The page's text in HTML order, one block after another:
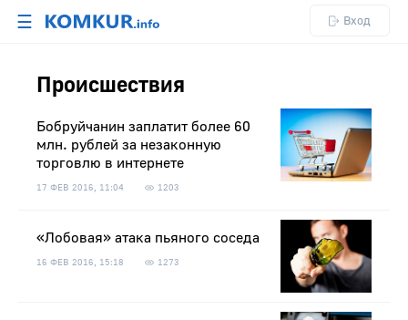
☰ Вход
Происшествия
Бобруйчанин заплатит более 60
млн. рублей за незаконную
торговлю в интернете
17 ФЕВ 2016, 11:04 1203
«Лобовая» атака пьяного соседа
16 ФЕВ 2016, 15:18 1273